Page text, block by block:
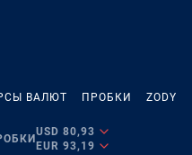
ВАЛЮТ ПРОБКИ ZODY
USD 80,93
EUR 93,19